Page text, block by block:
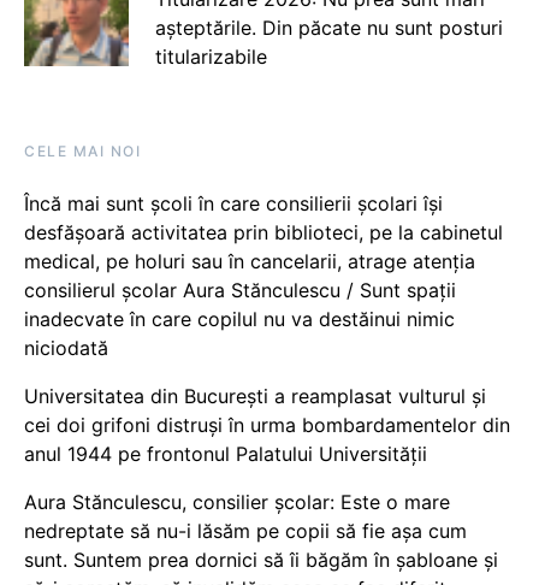
așteptările. Din păcate nu sunt posturi
titularizabile
CELE MAI NOI
Încă mai sunt școli în care consilierii școlari își
desfășoară activitatea prin biblioteci, pe la cabinetul
medical, pe holuri sau în cancelarii, atrage atenția
consilierul școlar Aura Stănculescu / Sunt spații
inadecvate în care copilul nu va destăinui nimic
niciodată
Universitatea din București a reamplasat vulturul și
cei doi grifoni distruși în urma bombardamentelor din
anul 1944 pe frontonul Palatului Universității
Aura Stănculescu, consilier școlar: Este o mare
nedreptate să nu-i lăsăm pe copii să fie așa cum
sunt. Suntem prea dornici să îi băgăm în șabloane și